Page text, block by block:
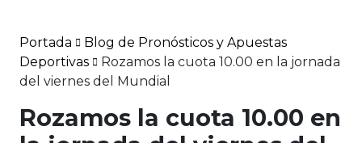
Portada
Blog de Pronósticos y Apuestas
Deportivas
Rozamos la cuota 10.00 en la jornada
del viernes del Mundial
Rozamos la cuota 10.00 en